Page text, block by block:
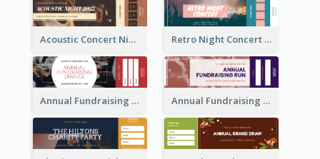
Acoustic Concert Night Ticket Retro Night Concert Ticket
Annual Fundraising Dinner Ticket Annual Fundraising Run Ticket